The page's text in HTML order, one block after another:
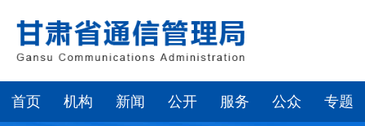
首页 机构 新闻 公开 服务 公众 专题